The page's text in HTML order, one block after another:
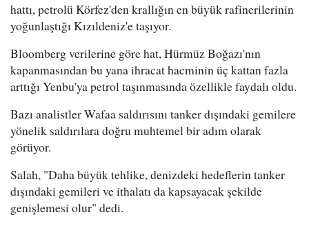
hattı, petrolü Körfez'den krallığın en büyük rafinerilerinin
yoğunlaştığı Kızıldeniz'e taşıyor.
Bloomberg verilerine göre hat, Hürmüz Boğazı'nın
kapanmasından bu yana ihracat hacminin üç kattan fazla
arttığı Yenbu'ya petrol taşınmasında özellikle faydalı oldu.
Bazı analistler Wafaa saldırısını tanker dışındaki gemilere
yönelik saldırılara doğru muhtemel bir adım olarak
görüyor.
Salah, "Daha büyük tehlike, denizdeki hedeflerin tanker
dışındaki gemileri ve ithalatı da kapsayacak şekilde
genişlemesi olur" dedi.